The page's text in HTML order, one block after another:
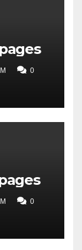
pages
0
pages
0